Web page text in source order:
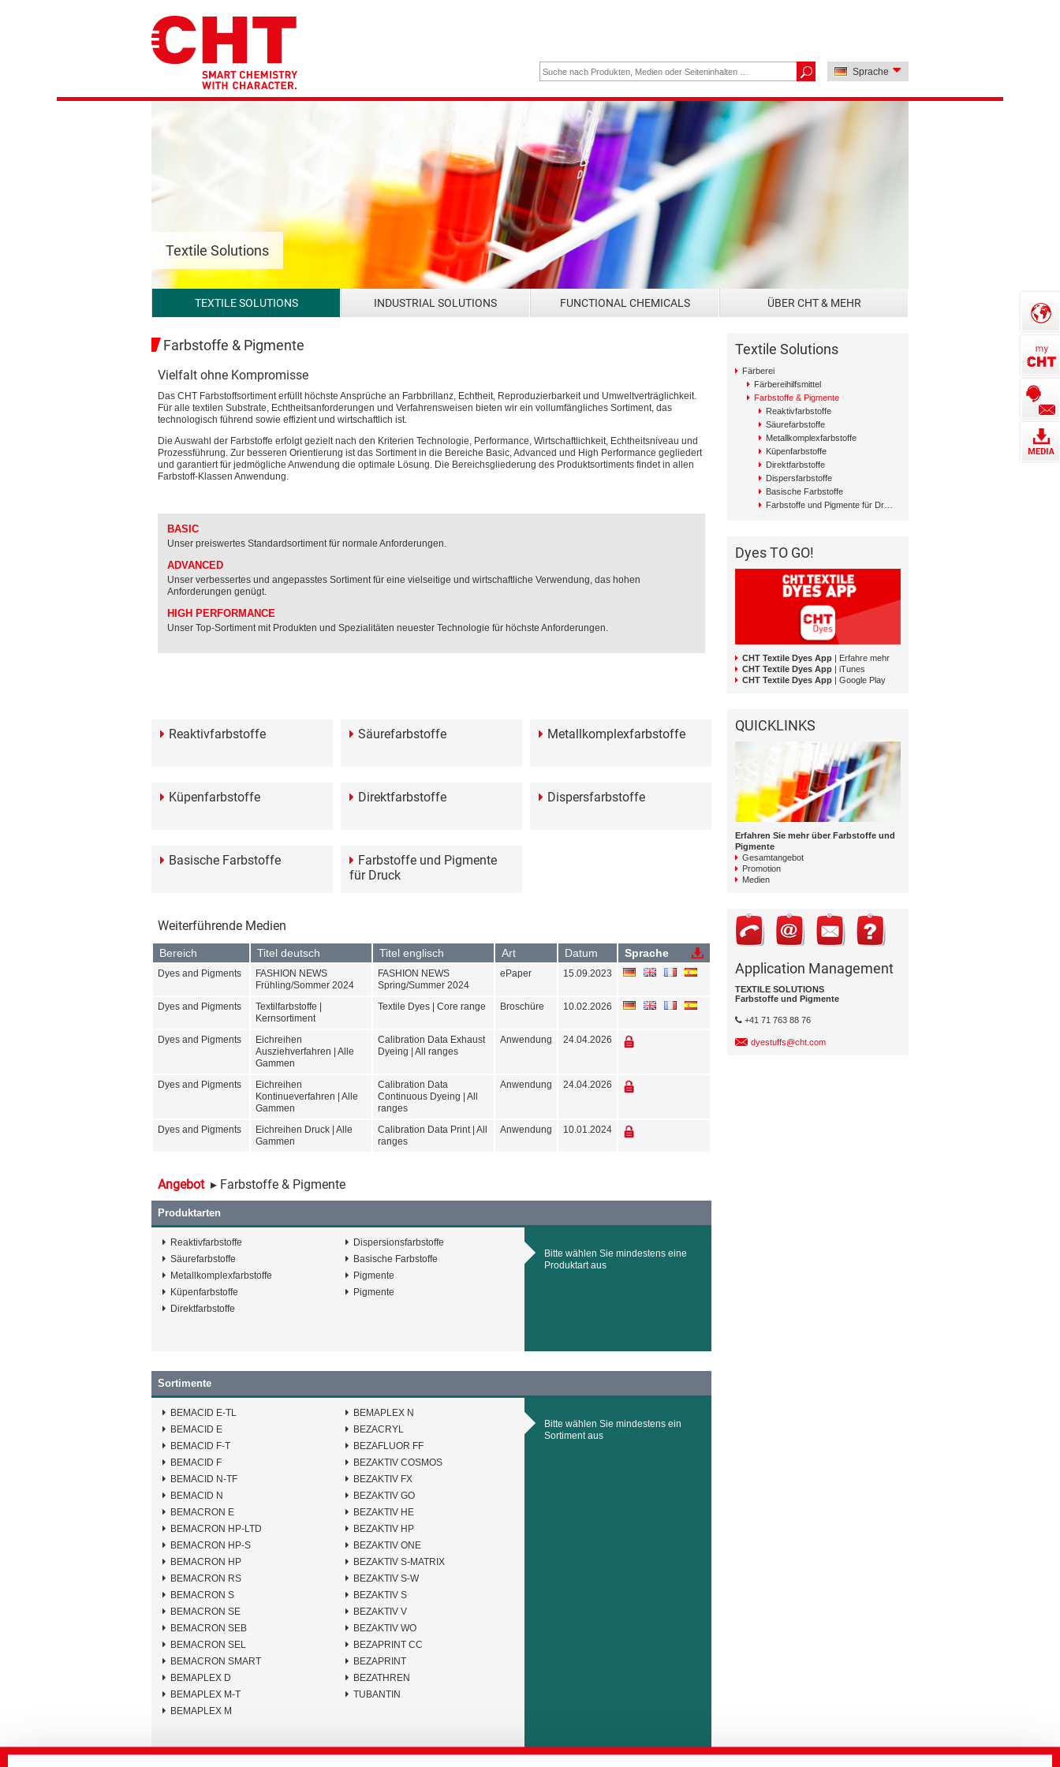
Sprache
Textile Solutions
TEXTILE SOLUTIONS INDUSTRIAL SOLUTIONS FUNCTIONAL CHEMICALS ÜBER CHT & MEHR
Farbstoffe & Pigmente
Vielfalt ohne Kompromisse
Das CHT Farbstoffsortiment erfüllt höchste Ansprüche an Farbbrillanz, Echtheit, Reproduzierbarkeit und Umweltverträglichkeit.
Für alle textilen Substrate, Echtheitsanforderungen und Verfahrensweisen bieten wir ein vollumfängliches Sortiment, das
technologisch führend sowie effizient und wirtschaftlich ist.
Die Auswahl der Farbstoffe erfolgt gezielt nach den Kriterien Technologie, Performance, Wirtschaftlichkeit, Echtheitsniveau und
Prozessführung. Zur besseren Orientierung ist das Sortiment in die Bereiche Basic, Advanced und High Performance gegliedert
und garantiert für jedmögliche Anwendung die optimale Lösung. Die Bereichsgliederung des Produktsortiments findet in allen
Farbstoff-Klassen Anwendung.
BASIC
Unser preiswertes Standardsortiment für normale Anforderungen.
ADVANCED
Unser verbessertes und angepasstes Sortiment für eine vielseitige und wirtschaftliche Verwendung, das hohen
Anforderungen genügt.
HIGH PERFORMANCE
Unser Top-Sortiment mit Produkten und Spezialitäten neuester Technologie für höchste Anforderungen.
Reaktivfarbstoffe Säurefarbstoffe Metallkomplexfarbstoffe
Küpenfarbstoffe Direktfarbstoffe Dispersfarbstoffe
Basische Farbstoffe
Farbstoffe und Pigmente
für Druck
Weiterführende Medien
Bereich Titel deutsch Titel englisch Art Datum Sprache
Dyes and Pigments
FASHION NEWS
Frühling/Sommer 2024
FASHION NEWS
Spring/Summer 2024
ePaper 15.09.2023
Dyes and Pigments
Textilfarbstoffe |
Kernsortiment
Textile Dyes | Core range Broschüre 10.02.2026
Dyes and Pigments
Eichreihen
Ausziehverfahren | Alle
Gammen
Calibration Data Exhaust
Dyeing | All ranges
Anwendung 24.04.2026
Dyes and Pigments
Eichreihen
Kontinueverfahren | Alle
Gammen
Calibration Data
Continuous Dyeing | All
ranges
Anwendung 24.04.2026
Dyes and Pigments
Eichreihen Druck | Alle
Gammen
Calibration Data Print | All
ranges
Anwendung 10.01.2024
Angebot ▸ Farbstoffe & Pigmente
Produktarten
Reaktivfarbstoffe
Säurefarbstoffe
Metallkomplexfarbstoffe
Küpenfarbstoffe
Direktfarbstoffe
Dispersionsfarbstoffe
Basische Farbstoffe
Pigmente
Pigmente
Bitte wählen Sie mindestens eine
Produktart aus
Sortimente
BEMACID E-TL
BEMACID E
BEMACID F-T
BEMACID F
BEMACID N-TF
BEMACID N
BEMACRON E
BEMACRON HP-LTD
BEMACRON HP-S
BEMACRON HP
BEMACRON RS
BEMACRON S
BEMACRON SE
BEMACRON SEB
BEMACRON SEL
BEMACRON SMART
BEMAPLEX D
BEMAPLEX M-T
BEMAPLEX M
BEMAPLEX N
BEZACRYL
BEZAFLUOR FF
BEZAKTIV COSMOS
BEZAKTIV FX
BEZAKTIV GO
BEZAKTIV HE
BEZAKTIV HP
BEZAKTIV ONE
BEZAKTIV S-MATRIX
BEZAKTIV S-W
BEZAKTIV S
BEZAKTIV V
BEZAKTIV WO
BEZAPRINT CC
BEZAPRINT
BEZATHREN
TUBANTIN
Bitte wählen Sie mindestens ein
Sortiment aus
Textile Solutions
Färberei
Färbereihilfsmittel
Farbstoffe & Pigmente
Reaktivfarbstoffe
Säurefarbstoffe
Metallkomplexfarbstoffe
Küpenfarbstoffe
Direktfarbstoffe
Dispersfarbstoffe
Basische Farbstoffe
Farbstoffe und Pigmente für Druck
Dyes TO GO!
CHT Textile Dyes App | Erfahre mehr
CHT Textile Dyes App | iTunes
CHT Textile Dyes App | Google Play
QUICKLINKS
Erfahren Sie mehr über Farbstoffe und
Pigmente
Gesamtangebot
Promotion
Medien
Application Management
TEXTILE SOLUTIONS
Farbstoffe und Pigmente
+41 71 763 88 76
dyestuffs@cht.com